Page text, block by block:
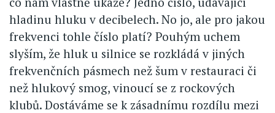
hladinu hluku v decibelech. No jo, ale pro jakou
frekvenci tohle číslo platí? Pouhým uchem
slyším, že hluk u silnice se rozkládá v jiných
frekvenčních pásmech než šum v restauraci či
než hlukový smog, vinoucí se z rockových
klubů. Dostáváme se k zásadnímu rozdílu mezi